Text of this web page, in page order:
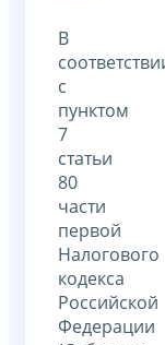
В
с
пунктом
7
статьи
80
части
первой
Налогового
кодекса
Российской
Федерации